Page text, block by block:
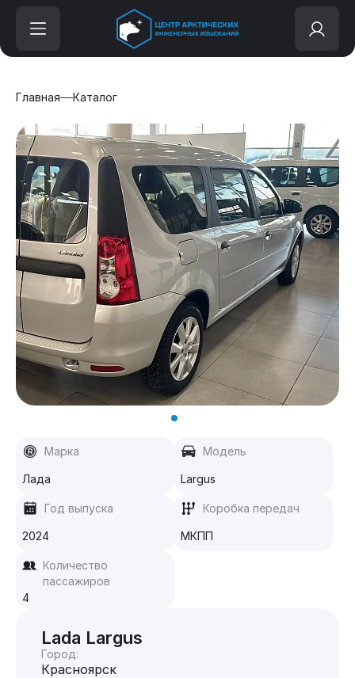
Главная Каталог
Марка
Лада
Модель
Largus
Год выпуска
2024
Коробка передач
МКПП
Количество
пассажиров
4
Lada Largus
Город:
Красноярск